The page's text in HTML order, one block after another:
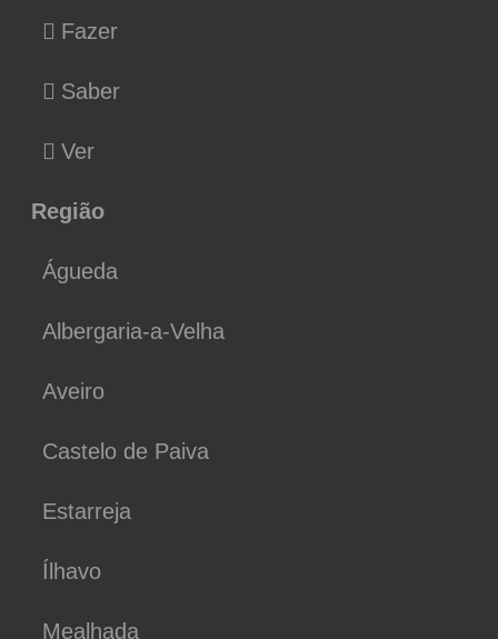
Fazer
Saber
Ver
Região
Águeda
Albergaria-a-Velha
Aveiro
Castelo de Paiva
Estarreja
Ílhavo
Mealhada